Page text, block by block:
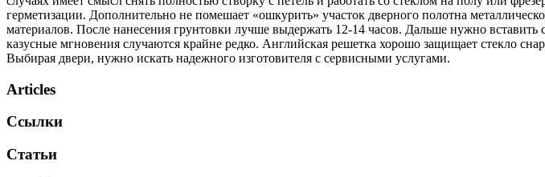
герметизации. Дополнительно не помешает «ошкурить» участок дверного полотна
материалов. После нанесения грунтовки лучше выдержать 12-14 часов. Дальше нужно
казусные мгновения случаются крайне редко. Английская решетка хорошо защищает стекло
Выбирая двери, нужно искать надежного изготовителя с сервисными услугами.
Articles
Ссылки
Статьи